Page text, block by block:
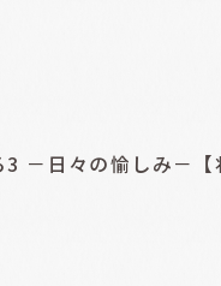
－日々の愉しみ－【